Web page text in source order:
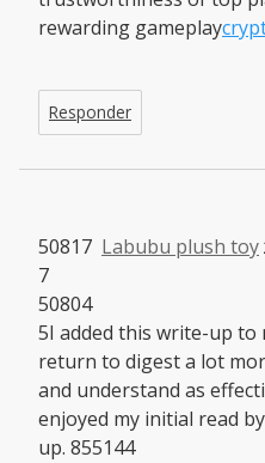
rewarding gameplay
Responder
Labubu plush toy
50817
7
50804
5I added this write-up
return to digest a lot
and understand as
enjoyed my initial read
up. 855144